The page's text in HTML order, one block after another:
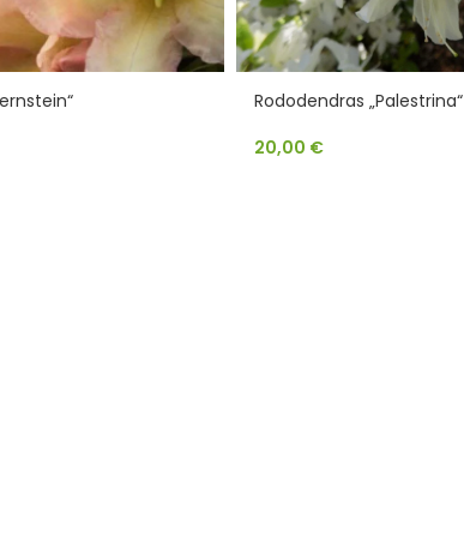
Rododendras „Palestrina“
20,00 €